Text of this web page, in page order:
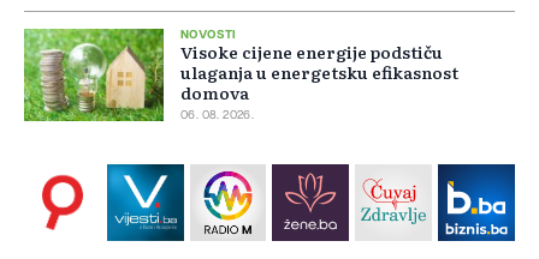
NOVOSTI
Visoke cijene energije podstiču
ulaganja u energetsku efikasnost
domova
06. 08. 2026.